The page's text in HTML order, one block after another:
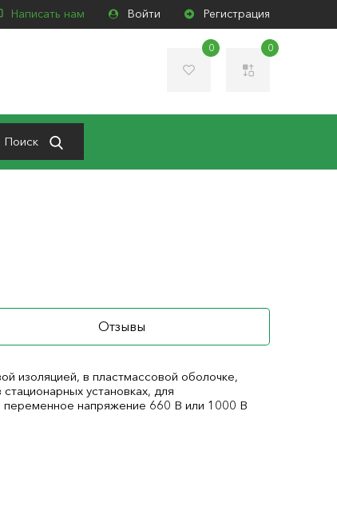
Написать нам Войти Регистрация
0 0
Поиск
Отзывы
изоляцией, в пластмассовой оболочке,
установках, для
переменное напряжение 660 В или 1000 В